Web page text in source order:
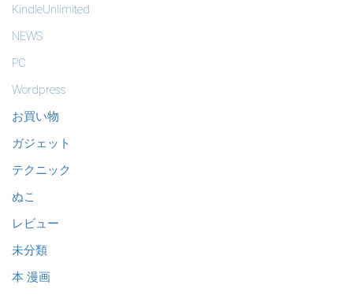
KindleUnlimited
NEWS
PC
Wordpress
お買い物
ガジェット
テクニック
ぬこ
レビュー
未分類
本 漫画